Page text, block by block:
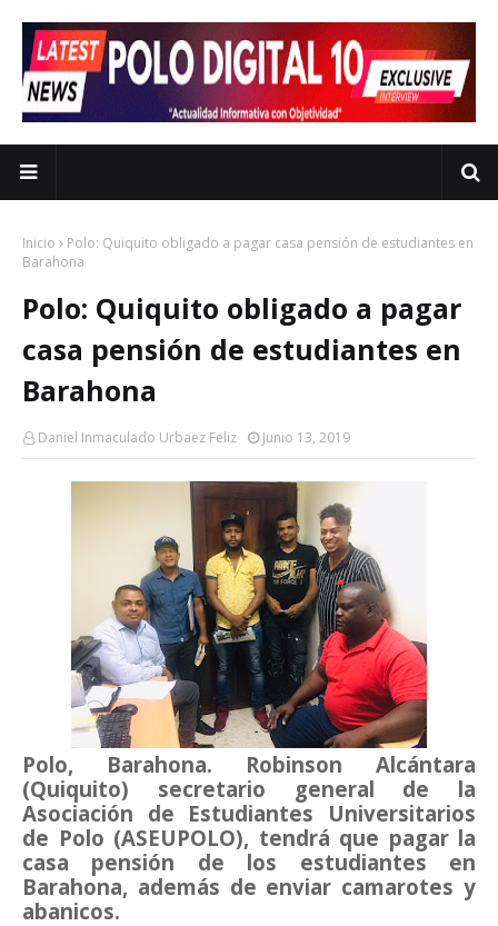
Inicio
Polo: Quiquito obligado a pagar casa pensión de estudiantes en
Barahona
Polo: Quiquito obligado a pagar
casa pensión de estudiantes en
Barahona
Daniel Inmaculado Urbaez Feliz Junio 13, 2019
Polo, Barahona. Robinson Alcántara
(Quiquito) secretario general de la
Asociación de Estudiantes Universitarios
de Polo (ASEUPOLO), tendrá que pagar la
casa pensión de los estudiantes en
Barahona, además de enviar camarotes y
abanicos.